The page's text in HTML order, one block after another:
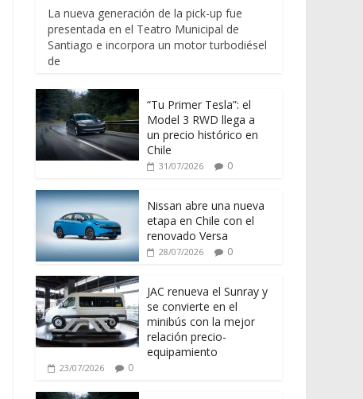
La nueva generación de la pick-up fue
presentada en el Teatro Municipal de
Santiago e incorpora un motor turbodiésel
de
“Tu Primer Tesla”: el
Model 3 RWD llega a
un precio histórico en
Chile
31/07/2026 0
Nissan abre una nueva
etapa en Chile con el
renovado Versa
28/07/2026 0
JAC renueva el Sunray y
se convierte en el
minibús con la mejor
relación precio-
equipamiento
23/07/2026 0